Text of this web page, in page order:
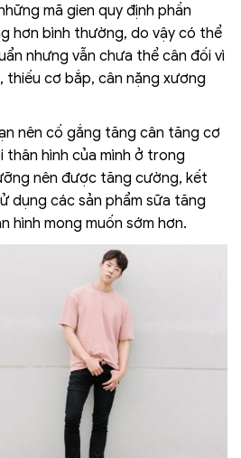
mã gien quy định phần
hơn bình thường, do vậy có thể
nhưng vẫn chưa thể cân đối vì
thiếu cơ bắp, cân nặng xương
nên cố gắng tăng cân tăng cơ
thân hình của mình ở trong
nên được tăng cường, kết
dụng các sản phẩm sữa tăng
hình mong muốn sớm hơn.